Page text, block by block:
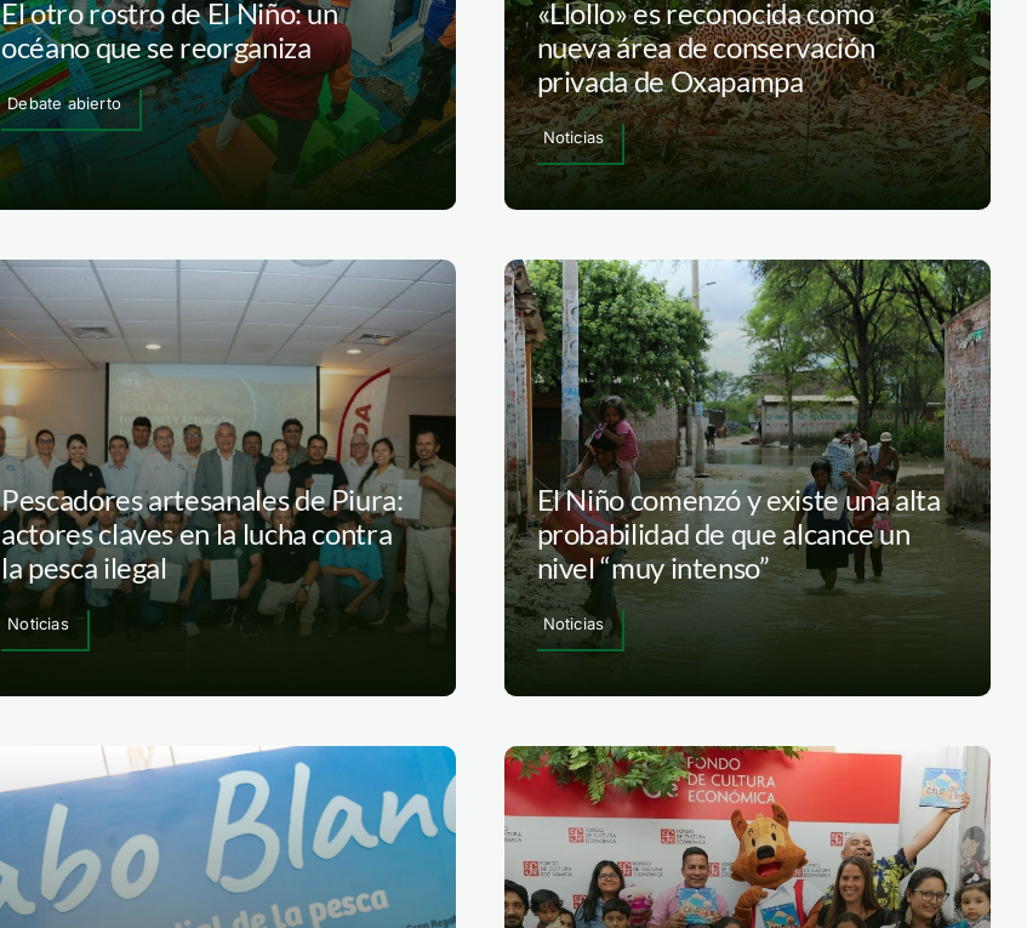
El otro rostro de El Niño: un
océano que se reorganiza
Debate abierto
«Llollo» es reconocida como
nueva área de conservación
privada de Oxapampa
Noticias
Pescadores artesanales de Piura:
actores claves en la lucha contra
la pesca ilegal
Noticias
El Niño comenzó y existe una alta
probabilidad de que alcance un
nivel “muy intenso”
Noticias